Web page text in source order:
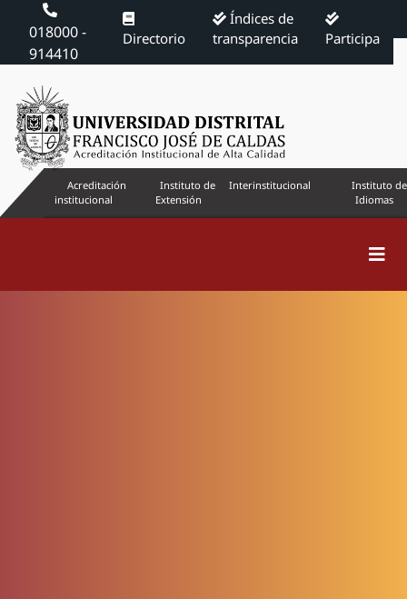
018000 -
914410
Directorio
Índices de
transparencia
Participa
Acreditación
institucional
Instituto de
Extensión
Interinstitucional
Instituto de
Idiomas